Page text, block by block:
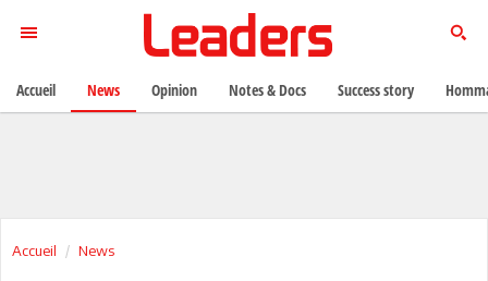
Accueil News
Accueil News Opinion Notes & Docs Success story